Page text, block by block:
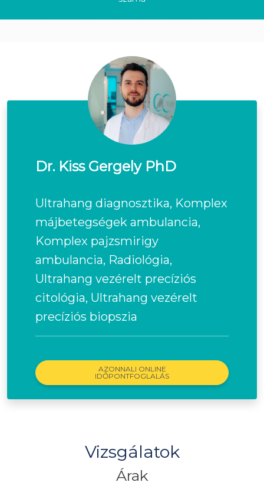
Dr. Kiss Gergely PhD
Ultrahang diagnosztika, Komplex
májbetegségek ambulancia,
Komplex pajzsmirigy
ambulancia, Radiológia,
Ultrahang vezérelt precíziós
citológia, Ultrahang vezérelt
precíziós biopszia
AZONNALI ONLINE
IDŐPONTFOGLALÁS
Vizsgálatok
Árak